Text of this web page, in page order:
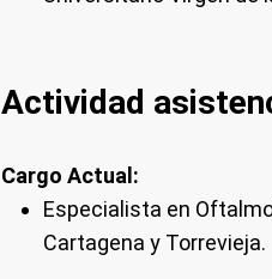
Actividad
Cargo Actual:
Especialista en
Cartagena y Torrevieja.